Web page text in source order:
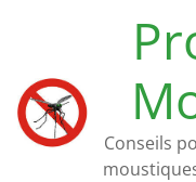
Conseils